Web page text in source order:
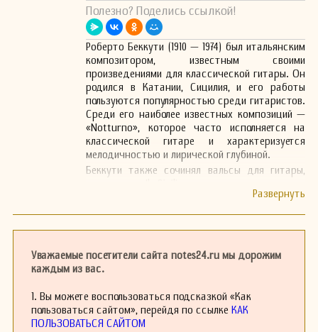
Полезно? Поделись ссылкой!
Роберто Беккути (1910 — 1974) был итальянским
композитором, известным своими
произведениями для классической гитары. Он
родился в Катании, Сицилия, и его работы
пользуются популярностью среди гитаристов.
Среди его наиболее известных композиций —
«Notturno», которое часто исполняется на
классической гитаре и характеризуется
мелодичностью и лирической глубиной.
Беккути также сочинял вальсы для гитары,
способности к созданию музыкальных
обучении гитаристов, а также в концертной
практике.
Уважаемые посетители сайта notes24.ru мы дорожим
каждым из вас.
1. Вы можете воспользоваться подсказкой «Как
пользоваться сайтом», перейдя по ссылке КАК
ПОЛЬЗОВАТЬСЯ САЙТОМ